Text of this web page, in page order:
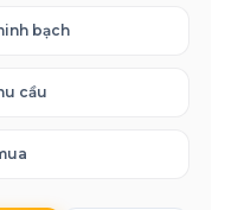
bạch
cầu